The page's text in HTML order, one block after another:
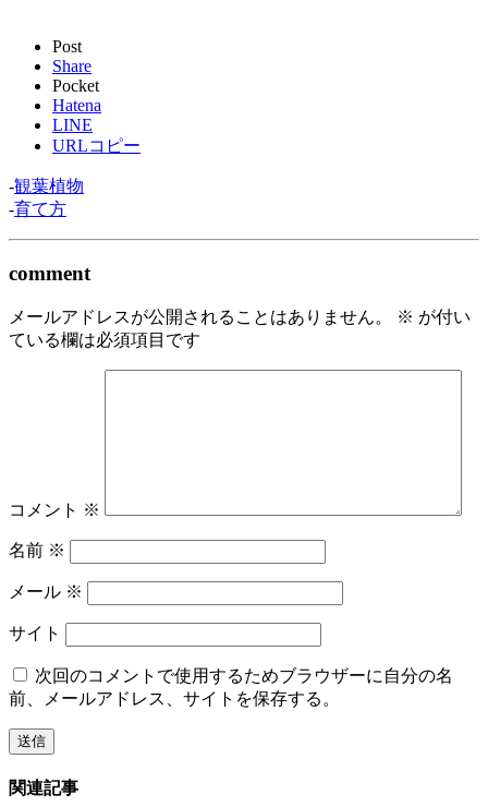
Post
Share
Pocket
Hatena
LINE
URLコピー
-観葉植物
-育て方
comment
メールアドレスが公開されることはありません。 ※ が付い
ている欄は必須項目です
コメント ※
名前 ※
メール ※
サイト
次回のコメントで使用するためブラウザーに自分の名
前、メールアドレス、サイトを保存する。
関連記事